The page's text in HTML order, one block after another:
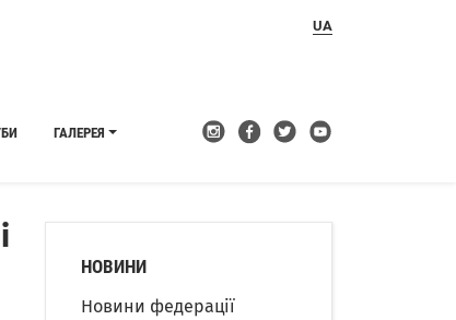
ГАЛЕРЕЯ
UA
НОВИНИ
Новини федерації